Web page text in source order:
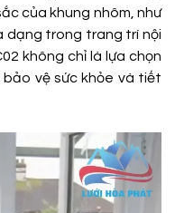
của khung nhôm, như
dạng trong trang trí nội
không chỉ là lựa chọn
vệ sức khỏe và tiết